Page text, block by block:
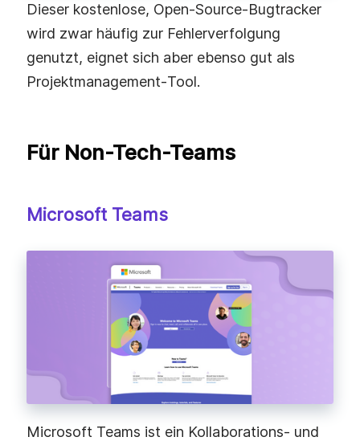
Dieser kostenlose, Open‑Source‑Bugtracker
wird zwar häufig zur Fehlerverfolgung
genutzt, eignet sich aber ebenso gut als
Projektmanagement‑Tool.
Für Non-Tech-Teams
Microsoft Teams
Microsoft Teams ist ein Kollaborations‑ und